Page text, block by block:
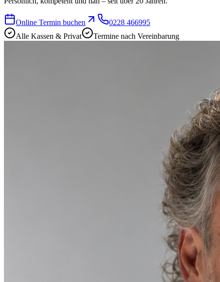
Online Termin buchen
0228 466995
Alle Kassen & Privat
Termine nach Vereinbarung